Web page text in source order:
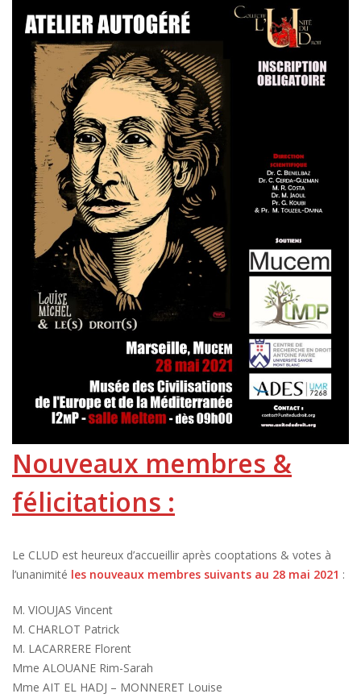
Nouveaux membres &
félicitations :
Le CLUD est heureux d’accueillir après cooptations & votes à
l’unanimité les nouveaux membres suivants au 28 mai 2021 :
M. VIOUJAS Vincent
M. CHARLOT Patrick
M. LACARRERE Florent
Mme ALOUANE Rim-Sarah
Mme AIT EL HADJ – MONNERET Louise